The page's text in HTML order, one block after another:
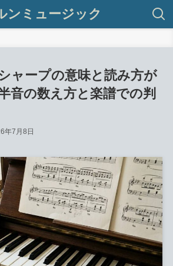
ンミュージック
ャープの意味と読み方が
音の数え方と楽譜での判
年7月8日